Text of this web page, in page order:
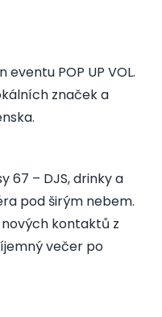
POP UP VOL.
značek a
67 – DJS, drinky a
pod širým nebem.
kontaktů z
večer po